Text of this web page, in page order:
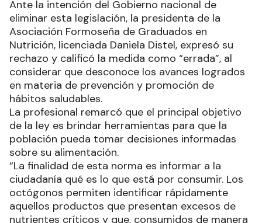
Ante la intención del Gobierno nacional de
eliminar esta legislación, la presidenta de la
Asociación Formoseña de Graduados en
Nutrición, licenciada Daniela Distel, expresó su
rechazo y calificó la medida como “errada”, al
considerar que desconoce los avances logrados
en materia de prevención y promoción de
hábitos saludables.
La profesional remarcó que el principal objetivo
de la ley es brindar herramientas para que la
población pueda tomar decisiones informadas
sobre su alimentación.
“La finalidad de esta norma es informar a la
ciudadanía qué es lo que está por consumir. Los
octógonos permiten identificar rápidamente
aquellos productos que presentan excesos de
nutrientes críticos y que, consumidos de manera